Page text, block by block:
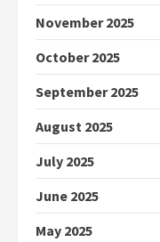
November 2025
October 2025
September 2025
August 2025
July 2025
June 2025
May 2025